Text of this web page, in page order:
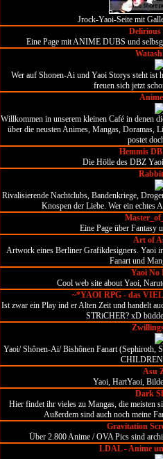
Jrock-Yaoi-Seite mit
Delirious
Eine Page mit ANIME DUBS und
Wer auf Shonen-Ai und Yaoi Storys steht ist
freuen sich jetzt
Willkommen in unserem kleinen Café in denen
über die neusten Animes, Mangas, Doramas,
postet
Hemmis
Die Hölle des DBZ
Rivalisierende Nachtclubs, Bandenkriege,
Knospen der Liebe. Wer ein echtes
Eine Page über Fantasy
Art of
Artwork eines Berliner Grafikdesigners. Yaoi
Fanart und
Yaoi No
Cool web site about Yaoi,
~*YAOI RPG - das
Ist zwar ein Play ind er Alten Zeit und handelt
STRiCHER? xD
Yaoi/ Shônen-Ai/ Bishônen Fanart (Sephiroth,
Asu
Yaoi, HartYaoi,
Dark
Hier findet ihr vieles zu Mangas, die meisten
Außerdem sind auch noch meine
Gravitation
Über 2.800 Anime / OVA Pics sind
LDAL - Anime